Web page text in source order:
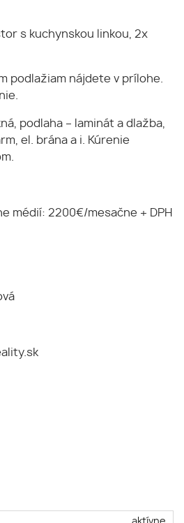
s kuchynskou linkou, 2x
podlažiam nájdete v prílohe.
podlaha – laminát a dlažba,
el. brána a i. Kúrenie
médií: 2200€/mesačne + DPH